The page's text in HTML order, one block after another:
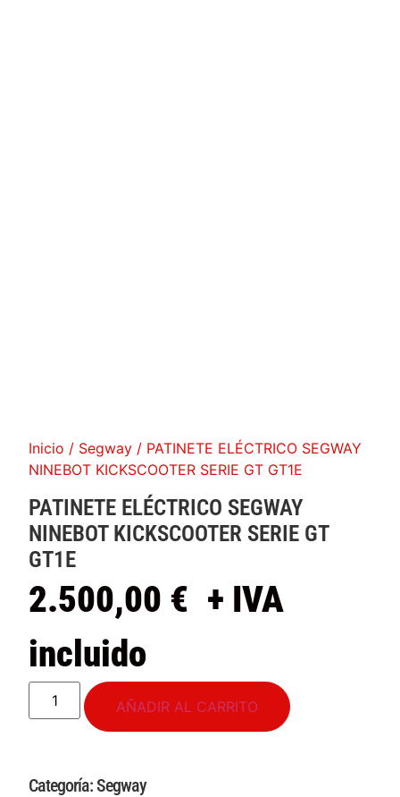
Inicio / Segway / PATINETE ELÉCTRICO SEGWAY
NINEBOT KICKSCOOTER SERIE GT GT1E
PATINETE ELÉCTRICO SEGWAY
NINEBOT KICKSCOOTER SERIE GT
GT1E
2.500,00 € + IVA
incluido
AÑADIR AL CARRITO
Categoría:Segway